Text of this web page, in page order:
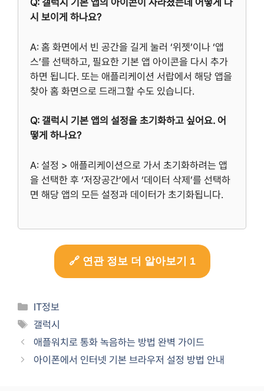
Q: 갤럭시 기본 앱의 아이콘이 사라졌는데 어떻게 다
시 보이게 하나요?
A: 홈 화면에서 빈 공간을 길게 눌러 ‘위젯’이나 ‘앱
스’를 선택하고, 필요한 기본 앱 아이콘을 다시 추가
하면 됩니다. 또는 애플리케이션 서랍에서 해당 앱을
찾아 홈 화면으로 드래그할 수도 있습니다.
Q: 갤럭시 기본 앱의 설정을 초기화하고 싶어요. 어
떻게 하나요?
A: 설정 > 애플리케이션으로 가서 초기화하려는 앱
을 선택한 후 ‘저장공간’에서 ‘데이터 삭제’를 선택하
면 해당 앱의 모든 설정과 데이터가 초기화됩니다.
🔗 연관 정보 더 알아보기 1
Categories
IT정보
Tags
갤럭시
애플워치로 통화 녹음하는 방법 완벽 가이드
아이폰에서 인터넷 기본 브라우저 설정 방법 안내